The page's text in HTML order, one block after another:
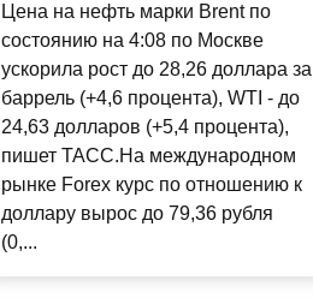
Цена на нефть марки Brent по
состоянию на 4:08 по Москве
ускорила рост до 28,26 доллара за
баррель (+4,6 процента), WTI - до
24,63 долларов (+5,4 процента),
пишет ТАСС.На международном
рынке Forex курс по отношению к
доллару вырос до 79,36 рубля
(0,...